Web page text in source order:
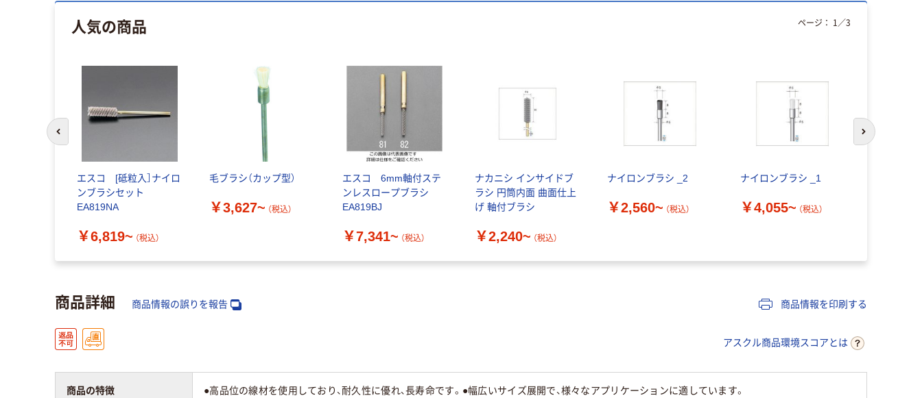
人気の商品
エスコ [砥粒入］ナイロ
ンブラシセット
EA819NA
￥6,819~ （税込）
毛ブラシ（カップ型）
￥3,627~ （税込）
エスコ 6mm軸付ステ
ンレスロープブラシ
EA819BJ
￥7,341~ （税込）
ナカニシ インサイドブ
ラシ 円筒内面 曲面仕上
げ 軸付ブラシ
￥2,240~ （税込）
ナイロンブラシ _2
￥2,560~ （税込）
ナイロンブラシ _1
￥4,055~ （税込）
ページ： 1 ／3
前のスライドへ 次のスライド
商品詳細 商品情報の誤りを報告 商品情報を印刷する
アスクル商品環境スコアとは
商品の特徴 ●高品位の線材を使用しており、耐久性に優れ、長寿命です。●幅広いサイズ展開で、様々なアプリケーションに適しています。